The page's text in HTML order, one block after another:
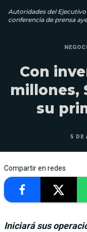
Autoridades del
conferencia de prensa
Con
millones,
su
5 DE
Compartir en redes
Iniciará sus